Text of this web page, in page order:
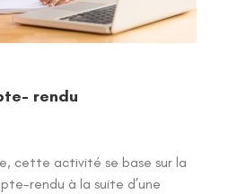
rendu
cette activité se base sur la
rendu à la suite d’une